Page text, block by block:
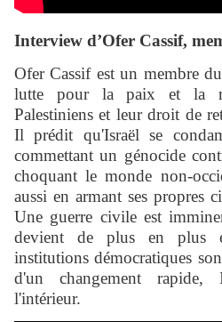
Interview d’Ofer Cassif,
Ofer Cassif est un membre
lutte pour la paix et la
Palestiniens et leur droit de
Il prédit qu'Israël se
commettant un génocide
choquant le monde non-
aussi en armant ses propres
Une guerre civile est
devient de plus en plus
institutions démocratiques
d'un changement
l'intérieur.